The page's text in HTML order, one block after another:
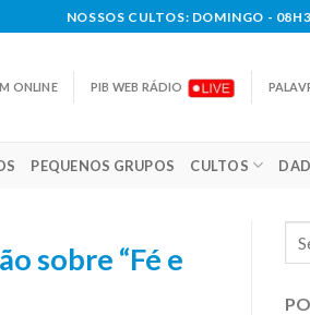
NOSSOS CULTOS: DOMINGO -
ONLINE PIB WEB RÁDIO
PEQUENOS GRUPOS CULTOS
sobre “Fé e